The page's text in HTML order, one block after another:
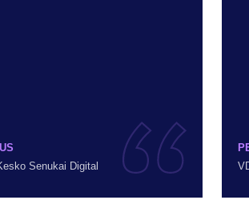
Senukai Digital